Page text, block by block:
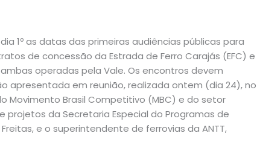
1º as datas das primeiras audiências públicas para
de concessão da Estrada de Ferro Carajás (EFC) e
ambas operadas pela Vale. Os encontros devem
apresentada em reunião, realizada ontem (dia 24), no
Movimento Brasil Competitivo (MBC) e do setor
da Secretaria Especial do Programas de
e o superintendente de ferrovias da ANTT,